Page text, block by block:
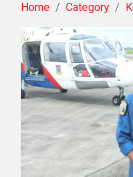
Home Category